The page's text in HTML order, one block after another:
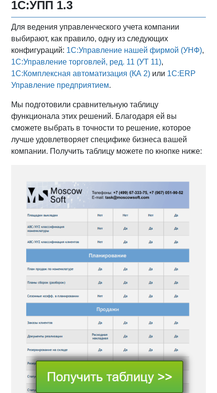
1С:УПП 1.3
Для ведения управленческого учета компании
выбирают, как правило, одну из следующих
конфигураций: 1С:Управление нашей фирмой (УНФ),
1С:Управление торговлей, ред. 11 (УТ 11),
1С:Комплексная автоматизация (КА 2) или 1С:ERP
Управление предприятием.
Мы подготовили сравнительную таблицу
функционала этих решений. Благодаря ей вы
сможете выбрать в точности то решение, которое
лучше удовлетворяет специфике бизнеса вашей
компании. Получить таблицу можете по кнопке ниже: